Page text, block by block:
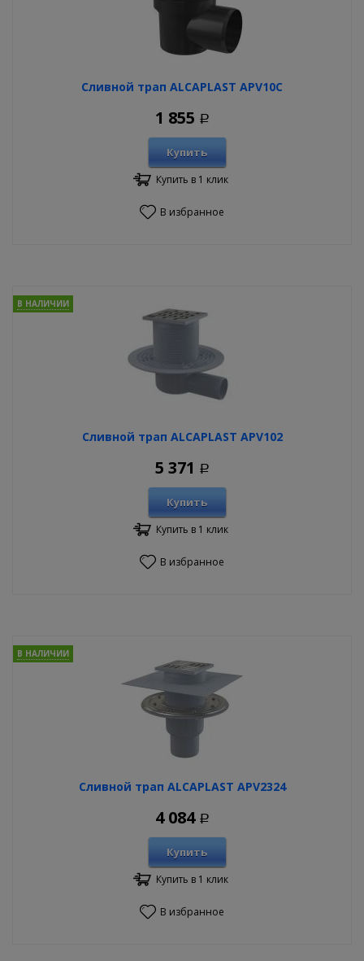
Сливной трап ALCAPLAST APV10C
1 855 Р
Купить
Купить в 1 клик
В избранное
Сливной трап ALCAPLAST APV102
В НАЛИЧИИ
5 371 Р
Купить
Купить в 1 клик
В избранное
Сливной трап ALCAPLAST APV2324
В НАЛИЧИИ
4 084 Р
Купить
Купить в 1 клик
В избранное